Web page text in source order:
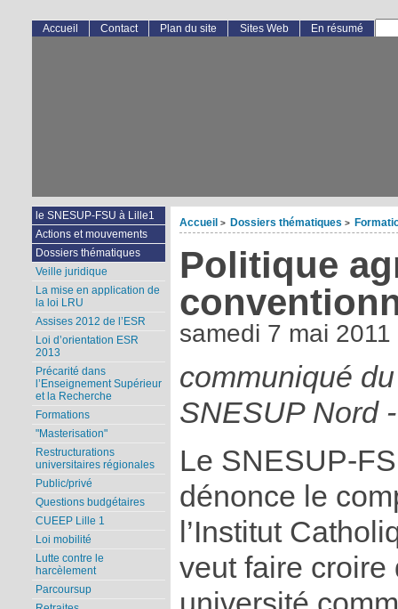
Accueil > Dossiers thématiques >
Politique
samedi 7 mai 2011
communiqué
SNESUP Nord
Le SNESUP-
dénonce le
l’Institut
veut faire croire
Accueil Contact Plan du site Sites Web En résumé
le SNESUP-FSU à Lille1
Actions et mouvements
Dossiers thématiques
Veille juridique
La mise en application de
la loi LRU
Assises 2012 de l’ESR
Loi d’orientation ESR
2013
Précarité dans
l’Enseignement Supérieur
et la Recherche
Formations
"Masterisation"
Restructurations
universitaires régionales
Public/privé
Questions budgétaires
CUEEP Lille 1
Loi mobilité
Lutte contre le
harcèlement
Parcoursup